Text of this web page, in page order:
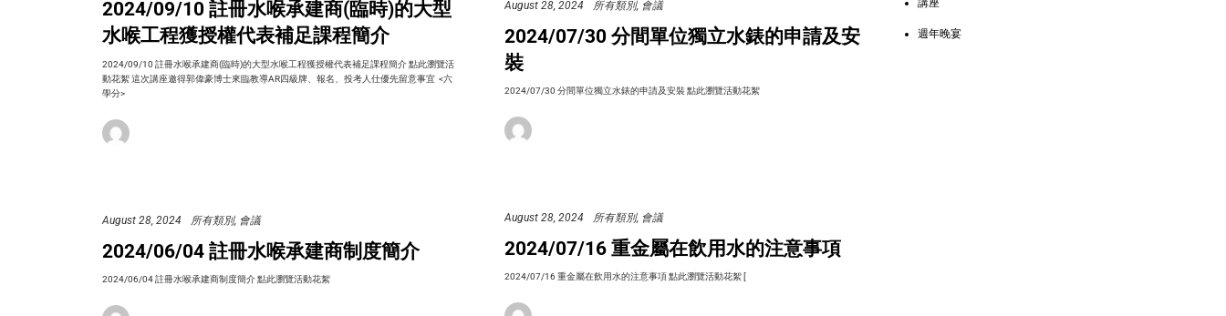
2024/09/10 註冊水喉承建商(臨時)的大型
水喉工程獲授權代表補足課程簡介
2024/09/10 註冊水喉承建商(臨時)的大型水喉工程獲授權代表補足課程簡介 點此瀏覽活
動花絮 這次講座邀得郭偉豪博士來臨教導AR四級牌、報名、投考人仕優先留意事宜 <六
學分>
August 28, 2024 所有類別 會議
2024/07/30 分間單位獨立水錶的申請及安
裝
2024/07/30 分間單位獨立水錶的申請及安裝 點此瀏覽活動花絮
August 28, 2024 所有類別 會議
2024/07/16 重金屬在飲用水的注意事項
2024/07/16 重金屬在飲用水的注意事項 點此瀏覽活動花絮 [
August 28, 2024 所有類別 會議
2024/06/04 註冊水喉承建商制度簡介
2024/06/04 註冊水喉承建商制度簡介 點此瀏覽活動花絮
講座
週年晚宴